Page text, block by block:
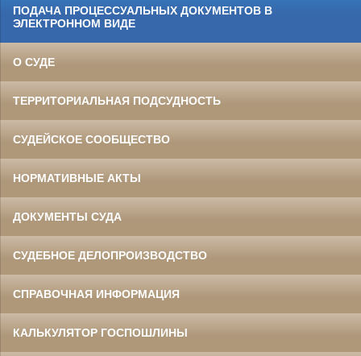
ПОДАЧА ПРОЦЕССУАЛЬНЫХ ДОКУМЕНТОВ В
ЭЛЕКТРОННОМ ВИДЕ
О СУДЕ
ТЕРРИТОРИАЛЬНАЯ ПОДСУДНОСТЬ
СУДЕЙСКОЕ СООБЩЕСТВО
НОРМАТИВНЫЕ АКТЫ
ДОКУМЕНТЫ СУДА
СУДЕБНОЕ ДЕЛОПРОИЗВОДСТВО
СПРАВОЧНАЯ ИНФОРМАЦИЯ
КАЛЬКУЛЯТОР ГОСПОШЛИНЫ